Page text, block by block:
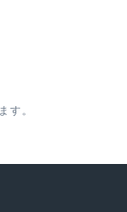
す。